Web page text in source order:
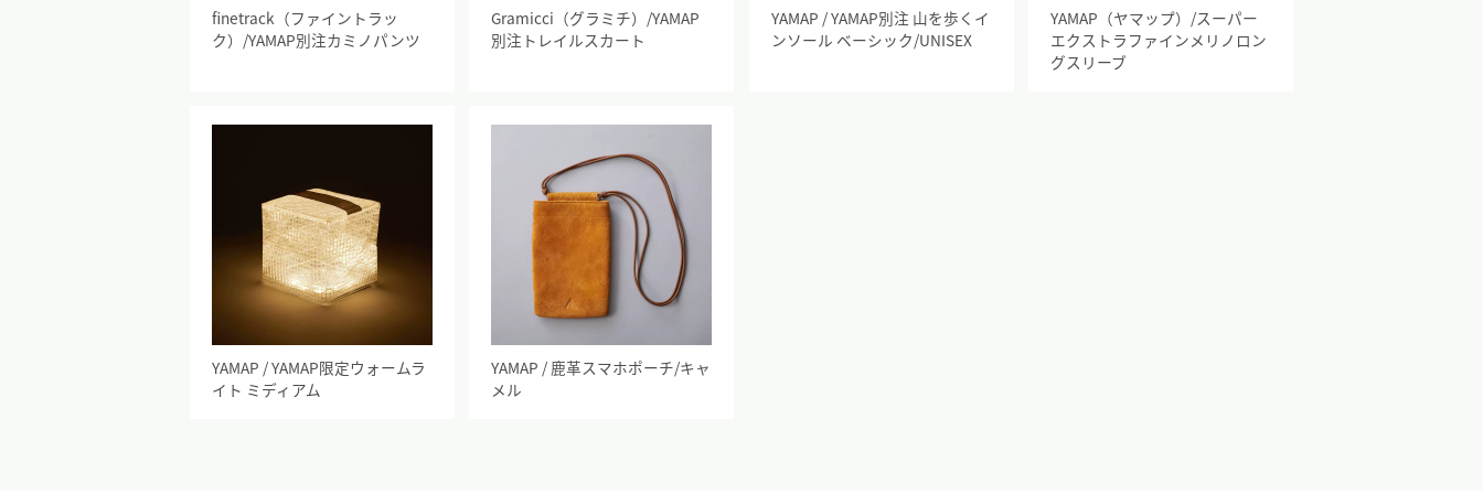
finetrack（ファイントラッ
ク）/YAMAP別注カミノパンツ
Gramicci（グラミチ）/YAMAP
別注トレイルスカート
YAMAP / YAMAP別注 山を歩くイ
ンソール ベーシック/UNISEX
YAMAP（ヤマップ）/スーパー
エクストラファインメリノロン
グスリーブ
YAMAP / YAMAP限定ウォームラ
イト ミディアム
YAMAP / 鹿革スマホポーチ/キャ
メル